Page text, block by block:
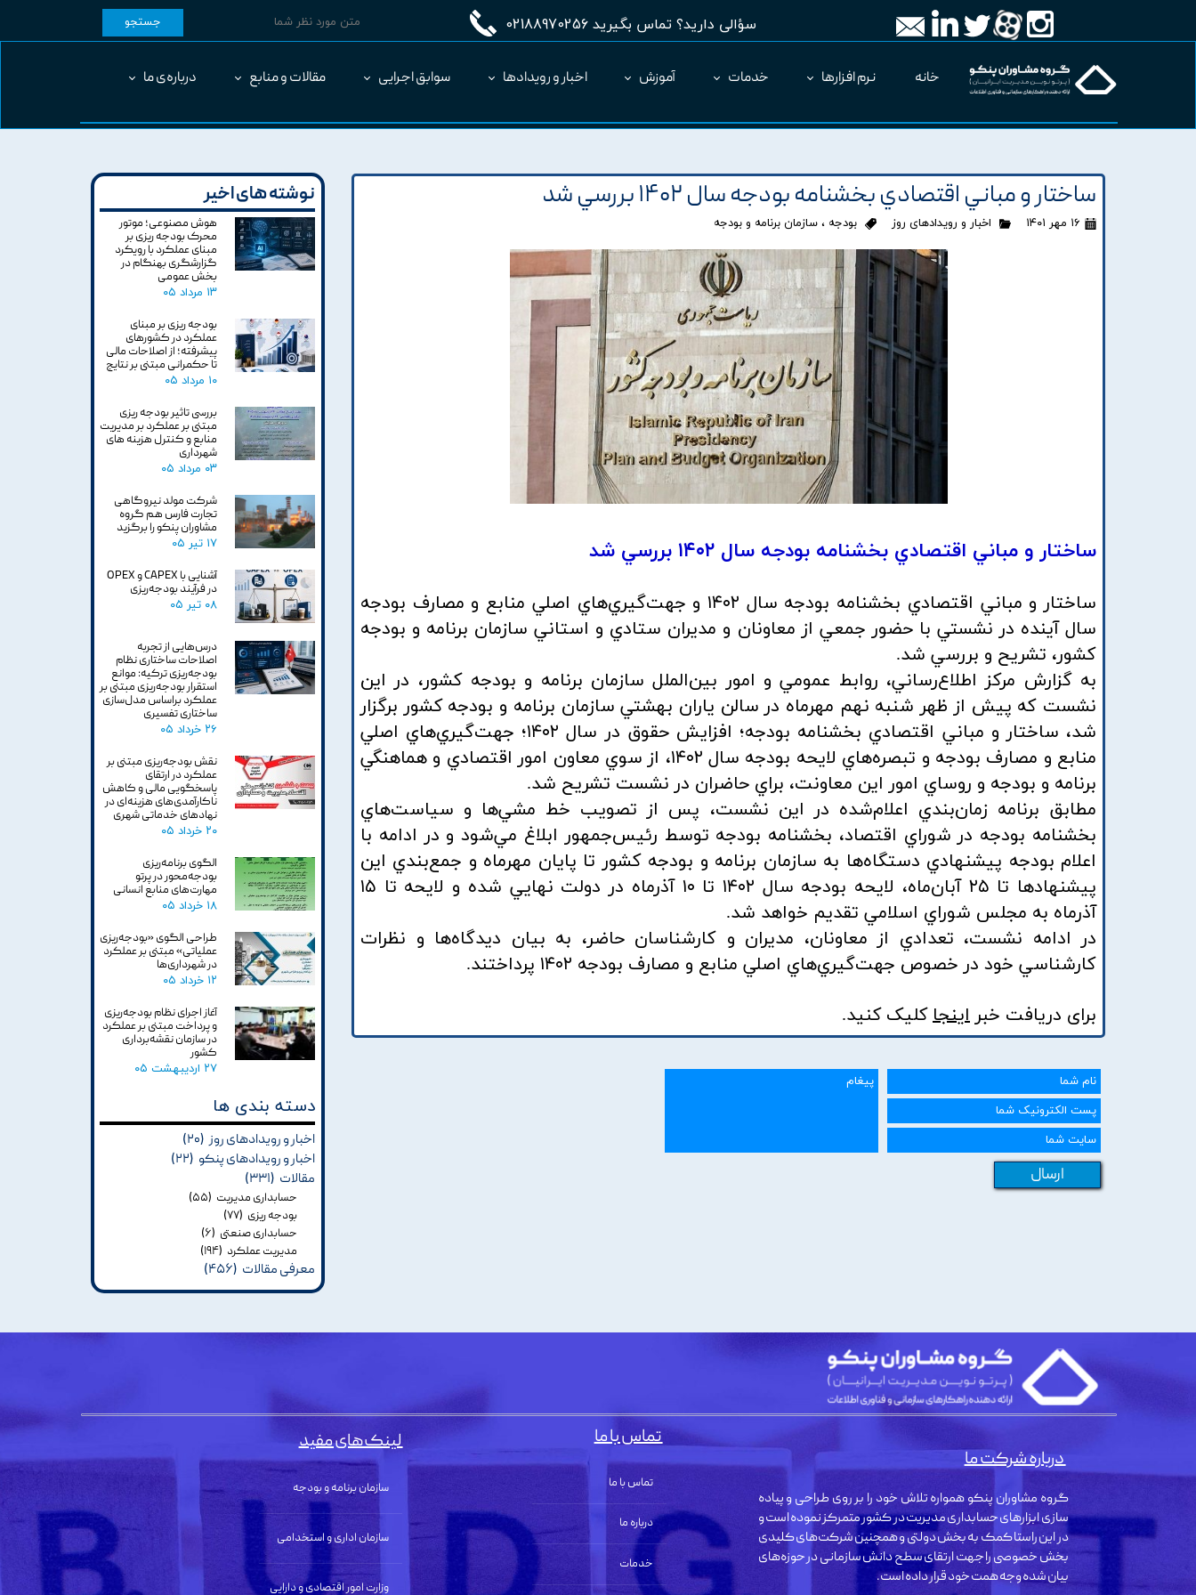
سؤالی دارید؟ تماس بگیرید 02188970256 جستجو
خانه نرم افزارها خدمات آموزش اخبار و رویدادها سوابق اجرایی مقالات و منابع درباره‌ی ما
ساختار و مباني اقتصادي بخشنامه بودجه سال ۱۴۰۲ بررسي شد
۱۶ مهر ۱۴۰۱ اخبار و رویدادهای روز بودجه ، سازمان برنامه و بودجه
ساختار و مباني اقتصادي بخشنامه بودجه سال ۱۴۰۲ بررسي شد
ساختار و مباني اقتصادي بخشنامه بودجه سال ۱۴۰۲ و جهت‌گيري‌هاي اصلي منابع و مصارف بودجه
سال آينده در نشستي با حضور جمعي از معاونان و مديران ستادي و استاني سازمان برنامه و بودجه
كشور، تشريح و بررسي شد.
به گزارش مركز اطلاع‌رساني، روابط عمومي و امور بين‌الملل سازمان برنامه و بودجه كشور، در اين
نشست كه پيش از ظهر شنبه نهم مهرماه در سالن ياران بهشتي سازمان برنامه و بودجه کشور برگزار
شد، ساختار و مباني اقتصادي بخشنامه بودجه؛ افزايش حقوق در سال ۱۴۰۲؛ جهت‌گيري‌هاي اصلي
منابع و مصارف بودجه و تبصره‌هاي لايحه بودجه سال ۱۴۰۲، از سوي معاون امور اقتصادي و هماهنگي
برنامه و بودجه و روساي امور اين معاونت، براي حاضران در نشست تشريح شد.
مطابق برنامه زمان‌بندي اعلام‌شده در اين نشست، پس از تصويب خط مشي‌ها و سياست‌هاي
بخشنامه بودجه در شوراي اقتصاد، بخشنامه بودجه توسط رئيس‌جمهور ابلاغ مي‌شود و در ادامه با
اعلام بودجه پيشنهادي دستگاه‌ها به سازمان برنامه و بودجه كشور تا پايان مهرماه و جمع‌بندي اين
پيشنهادها تا ۲۵ آبان‌ماه، لايحه بودجه سال ۱۴۰۲ تا ۱۰ آذرماه در دولت نهايي شده و لايحه تا ۱۵
آذرماه به مجلس شوراي اسلامي تقديم خواهد شد.
در ادامه نشست، تعدادي از معاونان، مديران و كارشناسان حاضر، به بيان ديدگاه‌ها و نظرات
كارشناسي خود در خصوص جهت‌گيري‌هاي اصلي منابع و مصارف بودجه ۱۴۰۲ پرداختند.
برای دریافت خبر اینجاکلیک کنید.
ارسال
نوشته های اخیر
هوش مصنوعی؛ موتور
محرک بودجه ریزی بر
مبنای عملکرد با رویکرد
گزارشگری بهنگام در
بخش عمومی
۱۳ مرداد ۰۵
بودجه ریزی بر مبنای
عملکرد در کشورهای
پیشرفته؛ از اصلاحات مالی
تا حکمرانی مبتنی بر نتایج
۱۰ مرداد ۰۵
بررسی تاثیر بودجه ریزی
مبتنی بر عملکرد بر مدیریت
منابع و کنترل هزینه های
شهرداری
۰۳ مرداد ۰۵
شرکت مولد نیروگاهی
تجارت فارس هم گروه
مشاوران پنکو را برگزید
۱۷ تیر ۰۵
آشنایی با CAPEX و OPEX
در فرآیند بودجه‌ریزی
۰۸ تیر ۰۵
درس‌هایی از تجربه
اصلاحات ساختاری نظام
بودجه‌ریزی ترکیه: موانع
استقرار بودجه‌ریزی مبتنی بر
عملکرد براساس مدل‌سازی
ساختاری تفسیری
۲۶ خرداد ۰۵
نقش بودجه‌ریزی مبتنی بر
عملکرد در ارتقای
پاسخگویی مالی و کاهش
ناکارآمدی‌های هزینه‌ای در
نهادهای خدماتی شهری
۲۰ خرداد ۰۵
الگوی برنامه‌ریزی
بودجه‌محور در پرتو
مهارت‌های منابع انسانی
۱۸ خرداد ۰۵
طراحی الگوی «بودجه‌ریزی
عملیاتی» مبتنی بر عملکرد
در شهرداری‌ها
۱۲ خرداد ۰۵
آغاز اجرای نظام بودجه‌ریزی
و پرداخت مبتنی بر عملکرد
در سازمان نقشه‌برداری
کشور
۲۷ اردیبهشت ۰۵
دسته بندی ها
اخبار و رویدادهای روز (۲۰)
اخبار و رویدادهای پنکو (۲۲)
مقالات (۳۳۱)
حسابداری مدیریت (۵۵)
بودجه ریزی (۷۷)
حسابداری صنعتی (۶)
مدیریت عملکرد (۱۹۴)
معرفی مقالات (۴۵۶)
لینک‌های مفید
سازمان برنامه و بودجه
سازمان اداری و استخدامی
وزارت امور اقتصادی و دارایی
تماس با ما
درباره ما
خدمات
تماس با ما
گروه مشاوران پنکو همواره تلاش خود را بر روی طراحی و پیاده
سازی ابزارهای حسابداری مدیریت در کشور متمرکز نموده است و
در این راستا کمک به بخش دولتی و همچنین شرکت‌های کلیدی
بخش خصوصی را جهت ارتقای سطح دانش سازمانی در حوزه‌های
بیان شده وجه همت خود قرار داده است.
درباره شرکت ما